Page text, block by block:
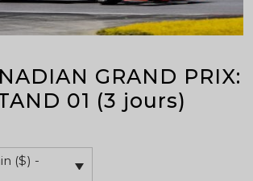
GRAND PRIX:
01 (3 jours)
($) -